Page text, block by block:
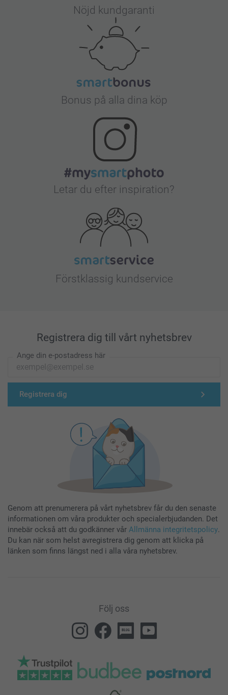
Nöjd kundgaranti
Bonus på alla dina köp
Letar du efter inspiration?
Förstklassig kundservice
Registrera dig till vårt nyhetsbrev
Ange din e-postadress här
Registrera dig
Genom att prenumerera på vårt nyhetsbrev får du den senaste
informationen om våra produkter och specialerbjudanden. Det
innebär också att du godkänner vår Allmänna integritetspolicy.
Du kan när som helst avregistrera dig genom att klicka på
länken som finns längst ned i alla våra nyhetsbrev.
Följ oss